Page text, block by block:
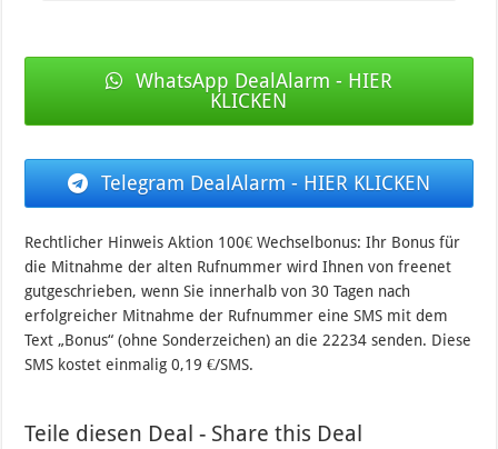
WhatsApp DealAlarm - HIER
KLICKEN
Telegram DealAlarm - HIER KLICKEN
Rechtlicher Hinweis Aktion 100€ Wechselbonus: Ihr Bonus für
die Mitnahme der alten Rufnummer wird Ihnen von freenet
gutgeschrieben, wenn Sie innerhalb von 30 Tagen nach
erfolgreicher Mitnahme der Rufnummer eine SMS mit dem
Text „Bonus“ (ohne Sonderzeichen) an die 22234 senden. Diese
SMS kostet einmalig 0,19 €/SMS.
Teile diesen Deal - Share this Deal